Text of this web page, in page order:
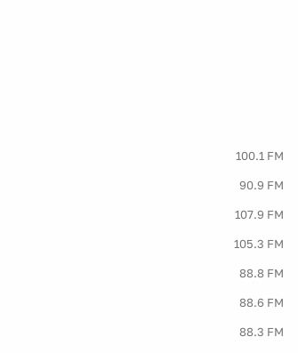
100.1 FM
90.9 FM
107.9 FM
105.3 FM
88.8 FM
88.6 FM
88.3 FM